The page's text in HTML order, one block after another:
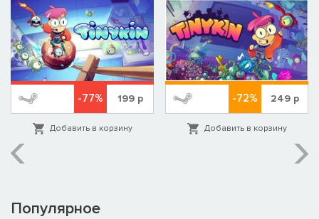
-77% 199р
Добавить в корзину
-72% 249р
Добавить в корзину
Популярное